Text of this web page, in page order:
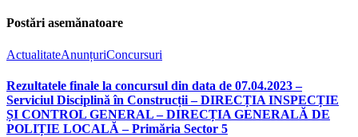
Postări asemănatoare
ActualitateAnunțuriConcursuri
Rezultatele finale la concursul din data de 07.04.2023 –
Serviciul Disciplină în Construcții – DIRECȚIA INSPECȚIE
ȘI CONTROL GENERAL – DIRECȚIA GENERALĂ DE
POLIȚIE LOCALĂ – Primăria Sector 5